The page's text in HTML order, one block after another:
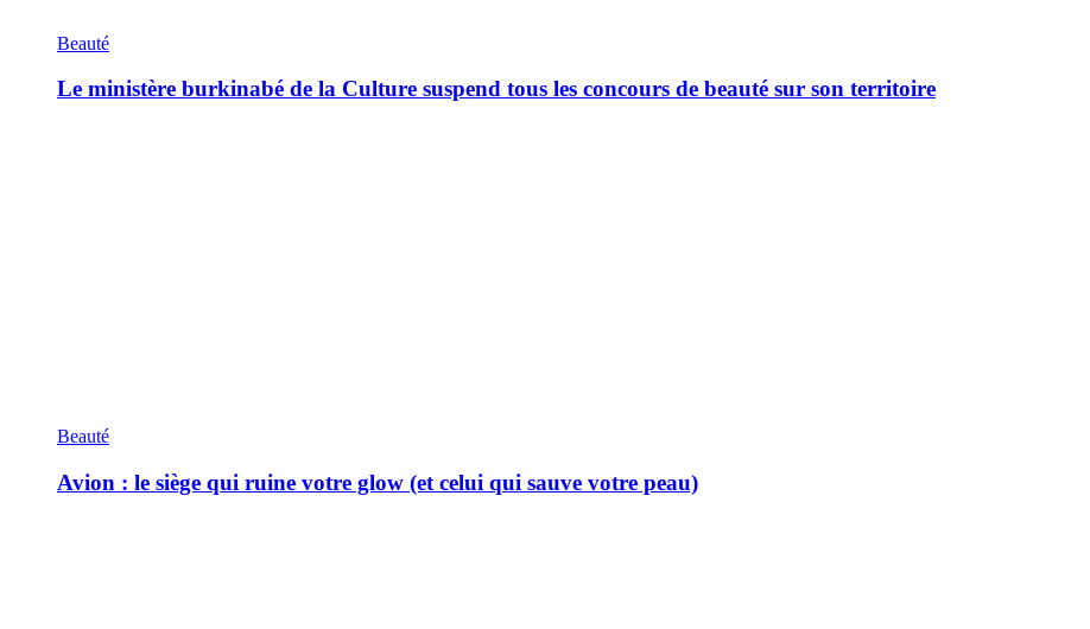
Beauté
Le ministère burkinabé de la Culture suspend tous les concours de beauté sur son territoire
Beauté
Avion : le siège qui ruine votre glow (et celui qui sauve votre peau)